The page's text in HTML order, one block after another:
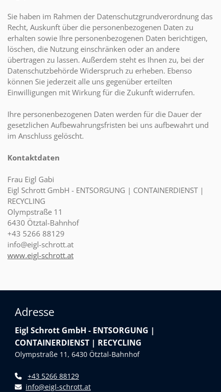
Sie haben im Rahmen der Datenschutzgrundverordnung das
Recht, Auskunft über die personenbezogenen Daten zu
erhalten sowie Ihre personenbezogenen Daten berichtigen,
löschen, die Nutzung einschränken oder an andere
übertragen zu lassen. Außerdem steht es Ihnen zu, bei der
Datenschutzbehörde Widerspruch zu erheben. Ebenso
können Sie jederzeit alle uns gegenüber erteilten
Einwilligungen mit Wirkung für die Zukunft widerrufen.
Ihre personenbezogenen Daten werden für die Dauer der
gesetzlichen Aufbewahrungsfristen bei uns aufbewahrt und
im Anschluss gelöscht.
Kontaktdaten
Frau Eigl Gabi
Eigl Schrott GmbH - ENTSORGUNG | CONTAINERDIENST |
RECYCLING
Olympstraße 11
6430 Ötztal-Bahnhof
+43 5266 88129
info@eigl-schrott.at
www.eigl-schrott.at
Adresse
Eigl Schrott GmbH - ENTSORGUNG |
CONTAINERDIENST | RECYCLING
Olympstraße 11, 6430 Ötztal-Bahnhof
 +43 5266 88129
 info@eigl-schrott.at